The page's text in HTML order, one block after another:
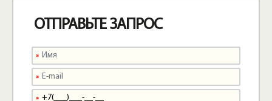
ОТПРАВЬТЕ ЗАПРОС